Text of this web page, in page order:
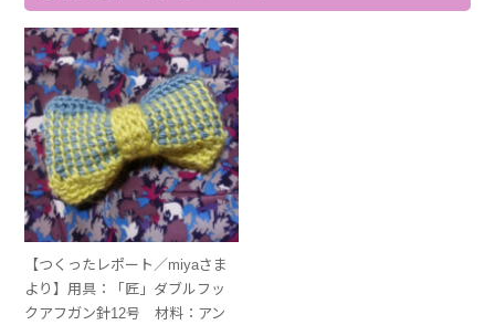
【つくったレポート／miyaさま
より】用具：「匠」ダブルフッ
クアフガン針12号 材料：アン